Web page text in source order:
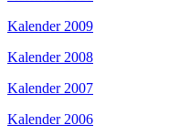
Kalender 2009
Kalender 2008
Kalender 2007
Kalender 2006